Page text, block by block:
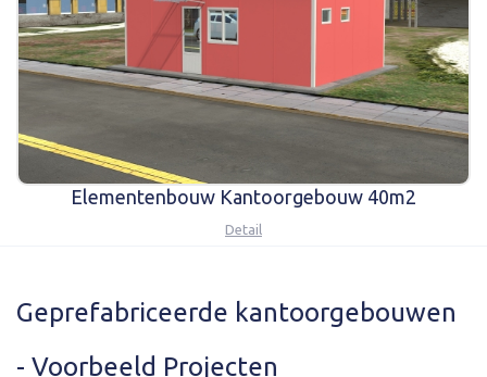
Elementenbouw Kantoorgebouw 40m2
Detail
Geprefabriceerde kantoorgebouwen
- Voorbeeld Projecten